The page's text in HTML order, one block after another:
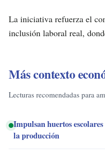
La iniciativa refuerza el
inclusión laboral real,
Más contexto
Lecturas recomendadas para
Impulsan huertos
la producción